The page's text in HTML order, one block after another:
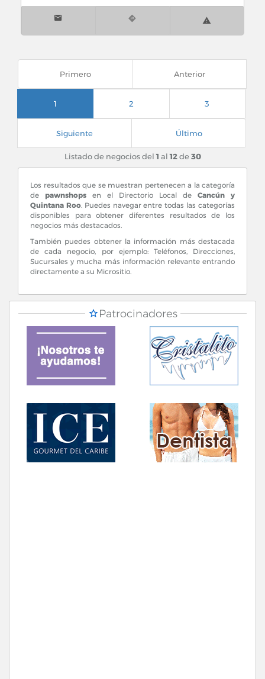
Primero Anterior
1 2 3
Siguiente Último
Listado de negocios del1 al12de 30
Los resultados que se muestran pertenecen a la categoría
de pawnshops en el Directorio Local de Cancún y
Quintana Roo. Puedes navegar entre todas las categorías
disponibles para obtener diferentes resultados de los
negocios más destacados.
También puedes obtener la información más destacada
de cada negocio, por ejemplo: Teléfonos, Direcciones,
Sucursales y mucha más información relevante entrando
directamente a su Micrositio.
Patrocinadores